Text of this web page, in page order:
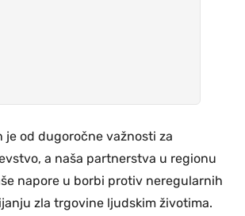
je od dugoročne važnosti za
a naša partnerstva u regionu
napore u borbi protiv neregularnih
zla trgovine ljudskim životima.